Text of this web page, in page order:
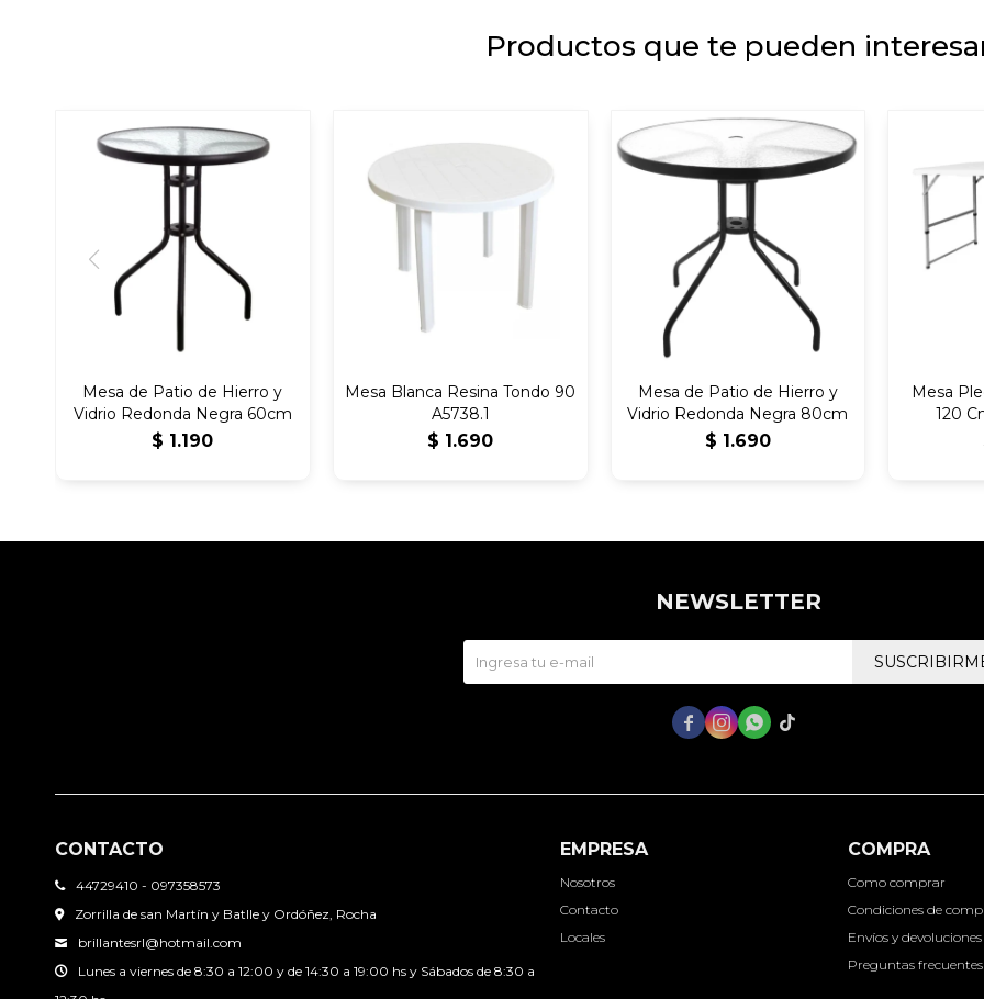
Productos que te pueden
Mesa de Patio de Hierro y
Vidrio Redonda Negra 60cm
$ 1.190
Mesa Blanca Resina Tondo 90
A5738.1
$ 1.690
Mesa de Patio de Hierro y
Vidrio Redonda Negra 80cm
$ 1.690
Mesa
120
CONTACTO
44729410 - 097358573
Zorrilla de san Martín y Batlle y Ordóñez, Rocha
brillantesrl@hotmail.com
Lunes a viernes de 8:30 a 12:00 y de 14:30 a 19:00 hs y Sábados de 8:30 a
EMPRESA
Nosotros
Contacto
Locales
COMPRA
Como comprar
Condiciones de
Envíos y devoluciones
Preguntas frecuentes
NEWSLETTER
   